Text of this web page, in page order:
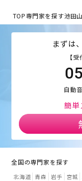
TOP専門家を探す池田
まずは
【
自動
簡単
全国の専門家を探す
北海道 青森 岩手 宮城